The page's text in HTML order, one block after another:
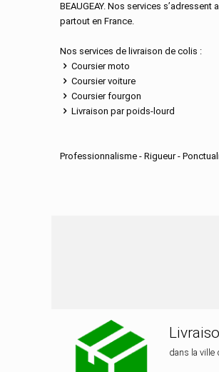
BEAUGEAY. Nos services
partout en France.
Nos services de livraison de colis :
Coursier moto
Coursier voiture
Coursier fourgon
Livraison par poids-lourd
Professionnalisme - Rigueur -
dans la ville